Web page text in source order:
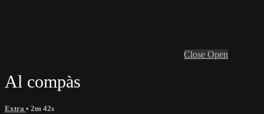
Close Open
Al compàs
Extra • 2m 42s